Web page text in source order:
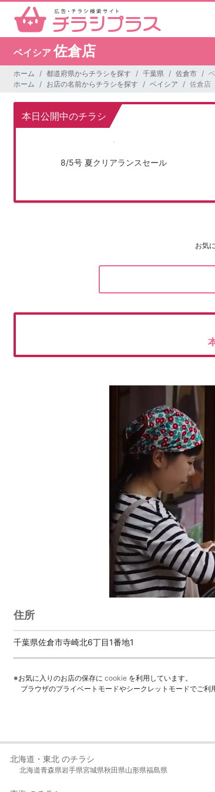
ベイシア 佐倉店
ホーム 都道府県からチラシを探す 千葉県 佐倉市
ホーム
お店の名前からチラシを探す ベイシア 佐倉店
本日公開中のチラシ
8/5号 夏クリアランスセール
お気
住所
千葉県佐倉市寺崎北6丁目1番地1
※お気に入りのお店の保存に cookie を利用しています。
ブラウザのプライベートモードやシークレットモードでご
北海道・東北 のチラシ
北海道青森県岩手県宮城県秋田県山形県福島県